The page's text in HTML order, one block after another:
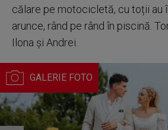
călare pe motocicletă, cu toții au
arunce, rând pe rând în piscină.
Ilona și Andrei.